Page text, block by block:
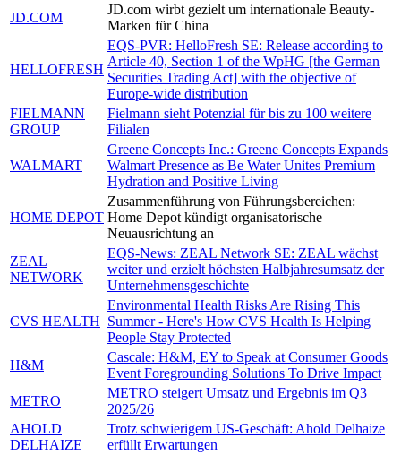
JD.COM
JD.com wirbt gezielt um internationale Beauty-
Marken für China
HELLOFRESH
EQS-PVR: HelloFresh SE: Release according to
Article 40, Section 1 of the WpHG [the German
Securities Trading Act] with the objective of
Europe-wide distribution
FIELMANN
GROUP
Fielmann sieht Potenzial für bis zu 100 weitere
Filialen
WALMART
Greene Concepts Inc.: Greene Concepts Expands
Walmart Presence as Be Water Unites Premium
Hydration and Positive Living
HOME DEPOT
Zusammenführung von Führungsbereichen:
Home Depot kündigt organisatorische
Neuausrichtung an
ZEAL
NETWORK
EQS-News: ZEAL Network SE: ZEAL wächst
weiter und erzielt höchsten Halbjahresumsatz der
Unternehmensgeschichte
CVS HEALTH
Environmental Health Risks Are Rising This
Summer - Here's How CVS Health Is Helping
People Stay Protected
H&M
Cascale: H&M, EY to Speak at Consumer Goods
Event Foregrounding Solutions To Drive Impact
METRO
METRO steigert Umsatz und Ergebnis im Q3
2025/26
AHOLD
DELHAIZE
Trotz schwierigem US-Geschäft: Ahold Delhaize
erfüllt Erwartungen